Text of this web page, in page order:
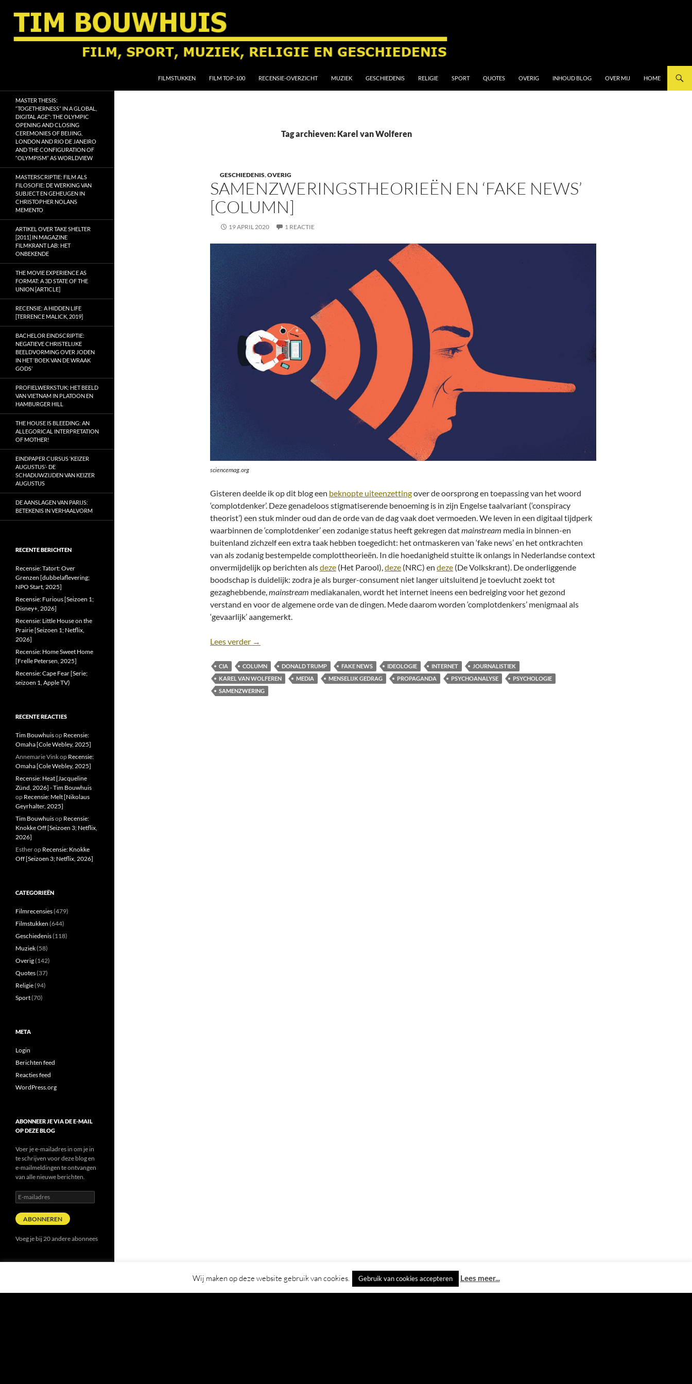
naar
inhoud
FILMSTUKKEN FILM TOP-100 RECENSIE-OVERZICHT MUZIEK GESCHIEDENIS RELIGIE SPORT QUOTES OVERIG INHOUD BLOG OVER MIJ HOME
Tag archieven: Karel van Wolferen
GESCHIEDENIS,OVERIG
SAMENZWERINGSTHEORIEËN EN ‘FAKE NEWS’
[COLUMN]
19 APRIL 2020 1 REACTIE
sciencemag.org
Gisteren deelde ik op dit blog een beknopte uiteenzettingover de oorsprong en toepassing van het woord
‘complotdenker’. Deze genadeloos stigmatiserende benoeming is in zijn Engelse taalvariant (‘conspiracy
theorist’) een stuk minder oud dan de orde van de dag vaak doet vermoeden. We leven in een digitaal tijdperk
waarbinnen de ‘complotdenker’ een zodanige status heeft gekregen datmainstream media in binnen-en
buitenland zichzelf een extra taak hebben toegedicht: het ontmaskeren van ‘fake news’ en het ontkrachten
van als zodanig bestempelde complottheorieën. In die hoedanigheid stuitte ik onlangs in Nederlandse context
onvermijdelijk op berichten alsdeze (Het Parool),deze (NRC) en deze (De Volkskrant). De onderliggende
boodschap is duidelijk: zodra je als burger-consument niet langer uitsluitend je toevlucht zoekt tot
gezaghebbende,mainstream mediakanalen, wordt het internet ineens een bedreiging voor het gezond
verstand en voor de algemene orde van de dingen. Mede daarom worden ‘complotdenkers’ menigmaal als
‘gevaarlijk’ aangemerkt.
Lees verder Samenzweringstheorieën en ‘Fake News’ [Column]
→
CIA COLUMN DONALD TRUMP FAKE NEWS IDEOLOGIE INTERNET
JOURNALISTIEK
KAREL VAN WOLFEREN
MEDIA MENSELIJK GEDRAG PROPAGANDA PSYCHOANALYSE
PSYCHOLOGIE
SAMENZWERING
geschiedenis
MASTER THESIS:
“TOGETHERNESS” IN A GLOBAL,
DIGITAL AGE”: THE OLYMPIC
OPENING AND CLOSING
CEREMONIES OF BEIJING,
LONDON AND RIO DE JANEIRO
AND THE CONFIGURATION OF
“OLYMPISM” AS WORLDVIEW
MASTERSCRIPTIE: FILM ALS
FILOSOFIE: DE WERKING VAN
SUBJECT EN GEHEUGEN IN
CHRISTOPHER NOLANS
MEMENTO
ARTIKEL OVER TAKE SHELTER
[2011] IN MAGAZINE
FILMKRANT LAB: HET
ONBEKENDE
THE MOVIE EXPERIENCE AS
FORMAT: A 3D STATE OF THE
UNION [ARTICLE]
RECENSIE: A HIDDEN LIFE
[TERRENCE MALICK, 2019]
BACHELOR EINDSCRIPTIE:
NEGATIEVE CHRISTELIJKE
BEELDVORMING OVER JODEN
IN HET ‘BOEK VAN DE WRAAK
GODS’
PROFIELWERKSTUK: HET BEELD
VAN VIETNAM IN PLATOON EN
HAMBURGER HILL
THE HOUSE IS BLEEDING: AN
ALLEGORICAL INTERPRETATION
OF MOTHER!
EINDPAPER CURSUS ‘KEIZER
AUGUSTUS’- DE
SCHADUWZIJDEN VAN KEIZER
AUGUSTUS
DE AANSLAGEN VAN PARIJS:
BETEKENIS IN VERHAALVORM
RECENTE BERICHTEN
Recensie: Tatort: Over
Grenzen [dubbelaflevering;
NPO Start, 2025]
Recensie: Furious [Seizoen 1;
Disney+, 2026]
Recensie: Little House on the
Prairie [Seizoen 1; Netflix,
2026]
Recensie: Home Sweet Home
[Frelle Petersen, 2025]
Recensie: Cape Fear [Serie;
seizoen 1, Apple TV)
RECENTE REACTIES
Tim Bouwhuisop Recensie:
Omaha [Cole Webley, 2025]
Annemarie Vinkop Recensie:
Omaha [Cole Webley, 2025]
Recensie: Heat [Jacqueline
Zünd, 2026] - Tim Bouwhuis
op Recensie: Melt [Nikolaus
Geyrhalter, 2025]
Tim Bouwhuisop Recensie:
Knokke Off [Seizoen 3; Netflix,
2026]
Estherop Recensie: Knokke
Off [Seizoen 3; Netflix, 2026]
CATEGORIEËN
Filmrecensies(479)
Filmstukken (644)
Geschiedenis(118)
Muziek(58)
Overig(142)
Quotes(37)
Religie(94)
Sport(70)
META
Login
Berichten feed
Reacties feed
WordPress.org
ABONNEER JE VIA DE E-MAIL
OP DEZE BLOG
Voer je e-mailadres in om je in
te schrijven voor deze blog en
e-mailmeldingen te ontvangen
van alle nieuwe berichten.
E-
mailadres
ABONNEREN
Voeg je bij 20 andere abonnees
Wij maken op deze website gebruik van cookies. Gebruik van cookies accepteren Lees meer...